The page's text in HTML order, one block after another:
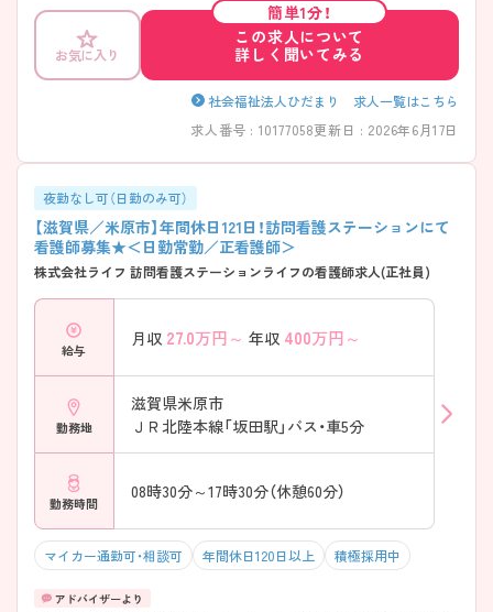
お気に入り
簡単1分！
この求人について
詳しく聞いてみる
社会福祉法人ひだまり 求人一覧はこちら
求人番号 : 10177058更新日 : 2026年6月17日
夜勤なし可（日勤のみ可）
【滋賀県／米原市】年間休日121日！訪問看護ステーションにて
看護師募集★＜日勤常勤／正看護師＞
株式会社ライフ 訪問看護ステーションライフの看護師求人(正社員)
給与
月収 27.0万円～ 年収 400万円～
勤務地
滋賀県米原市
ＪＲ北陸本線「坂田駅」バス・車5分
勤務時間
08時30分～17時30分（休憩60分）
マイカー通勤可・相談可 年間休日120日以上 積極採用中